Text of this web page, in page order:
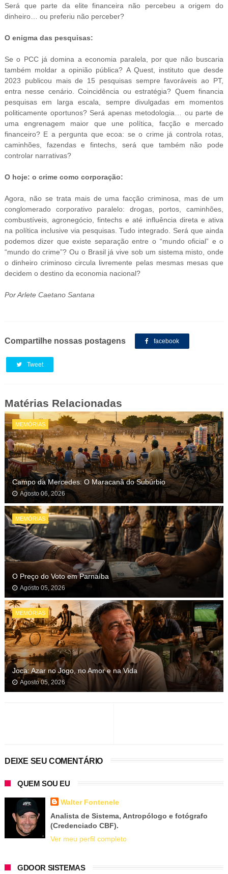
Será que parte da elite financeira não percebeu a origem do
dinheiro… ou preferiu não perceber?
O enigma das pesquisas:
Se o PCC já domina a economia paralela, por que não buscaria
também moldar a opinião pública? A Quest, instituto que desde
2023 publicou mais de 15 pesquisas sempre favoráveis ao PT,
entra nesse cenário. Coincidência ou estratégia? Quem financia
pesquisas em larga escala, sempre divulgadas em momentos
politicamente oportunos? Será apenas metodologia… ou parte de
uma engrenagem maior que une política, facção e mercado
financeiro? E a pergunta que ecoa: se o crime já controla rotas,
caminhões, fazendas e fintechs, será que também não pode
controlar narrativas?
O hoje: o crime como corporação:
Agora, não se trata mais de uma facção criminosa, mas de um
conglomerado corporativo paralelo: drogas, portos, caminhões,
combustíveis, agronegócio, fintechs e até influência direta e ativa
na política inclusive via pesquisas. Tudo integrado. Será que ainda
podemos dizer que existe separação entre o “mundo oficial” e o
“mundo do crime”? Ou o Brasil já vive sob um sistema misto, onde
o dinheiro criminoso circula livremente pelas mesmas mesas que
decidem o destino da economia nacional?
Por Arlete Caetano Santana
Compartilhe nossas postagens facebook
Tweet
Matérias Relacionadas
MEMÓRIAS
Campo da Mercedes: O Maracanã do Subúrbio
Agosto 06, 2026
MEMÓRIAS
O Preço do Voto em Parnaíba
Agosto 05, 2026
MEMÓRIAS
Joca: Azar no Jogo, no Amor e na Vida
Agosto 05, 2026
DEIXE SEU COMENTÁRIO
QUEM SOU EU
Walter Fontenele
Analista de Sistema, Antropólogo e fotógrafo
(Credenciado CBF).
Ver meu perfil completo
GDOOR SISTEMAS